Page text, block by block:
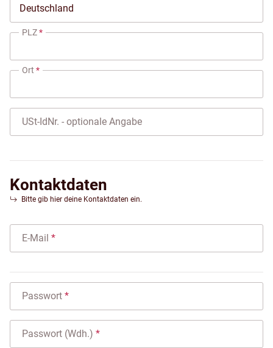
PLZ
Ort
USt-IdNr. - optionale Angabe
Kontaktdaten
Bitte gib hier deine Kontaktdaten ein.
E-Mail
Passwort
Passwort (Wdh.)